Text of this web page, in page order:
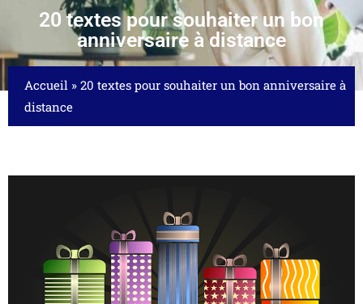
20 textes pour souhaiter un bon
anniversaire à distance
Accueil » 20 textes pour souhaiter un bon anniversaire à
distance